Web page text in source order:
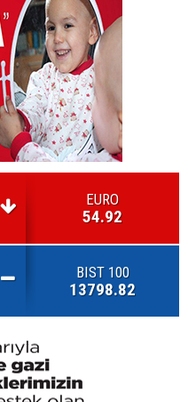
EURO
54.92
BIST 100
13798.82